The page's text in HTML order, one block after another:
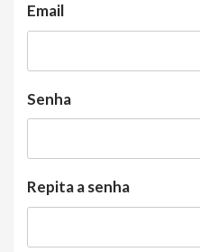
Email
Senha
Repita a senha